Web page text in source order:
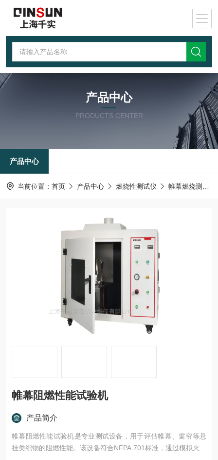
产品中心
PRODUCTS CENTER
产品中心
当前位置： 首页 产品中心 燃烧性测试仪 帷幕燃烧测试仪
帷幕阻燃性能试验机
产品简介
帷幕阻燃性能试验机是专业测试设备，用于评估帷幕、窗帘等悬
挂类织物的阻燃性能。该设备符合NFPA 701标准，通过模拟火焰